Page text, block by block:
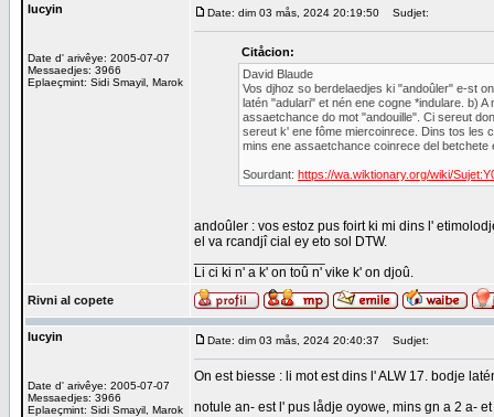
lucyin
Date d' arivêye: 2005-07-07
Messaedjes: 3966
Eplaeçmint: Sidi Smayil, Marok
Date: dim 03 mås, 2024 20:19:50 Sudjet:
Citåcion:
David Blaude
Vos djhoz so berdelaedjes ki "andoûler" e-st
latén "adulari" et nén ene cogne *indulare. b)
assaetchance do mot "andouille". Ci sereut
sereut k' ene fôme miercoinrece. Dins tos les
mins ene assaetchance coinrece del betchete
Sourdant: https://wa.wiktionary.org/wiki/
andoûler : vos estoz pus foirt ki mi dins l'
el va rcandjî cial ey eto sol DTW.
Li ci ki n' a k' on toû n' vike k' on djoû.
Rivni al copete
lucyin
Date d' arivêye: 2005-07-07
Messaedjes: 3966
Eplaeçmint: Sidi Smayil, Marok
Date: dim 03 mås, 2024 20:40:37 Sudjet:
On est biesse : li mot est dins l' ALW 17. bodje
notule an- est l' pus lådje oyowe, mins gn a 2 a-